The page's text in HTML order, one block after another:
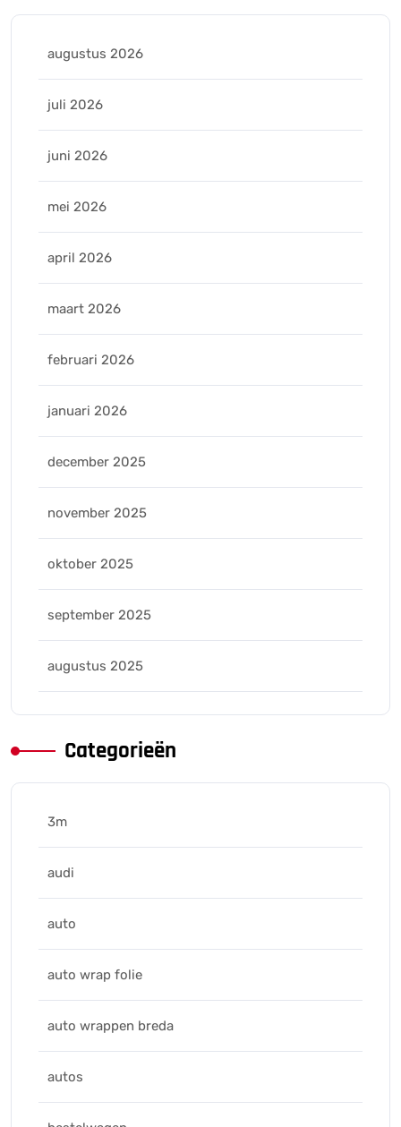
augustus 2026
juli 2026
juni 2026
mei 2026
april 2026
maart 2026
februari 2026
januari 2026
december 2025
november 2025
oktober 2025
september 2025
augustus 2025
Categorieën
3m
audi
auto
auto wrap folie
auto wrappen breda
autos